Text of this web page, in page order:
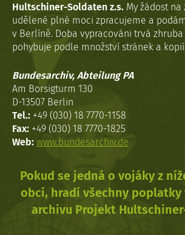
Hultschiner-Soldaten z.s. My žádost
udělené plné moci zpracujeme a
v Berlíně. Doba vypracováni trvá
pohybuje podle množství stránek a
Bundesarchiv, Abteilung PA
Am Borsigturm 130
D-13507 Berlin
Tel.: +49 (030) 18 7770-1158
Fax: +49 (030) 18 7770-1825
Web: www.bundesarchiv.de
Pokud se jedná o vojáky z
obcí, hradí všechny poplatky
archivu Projekt